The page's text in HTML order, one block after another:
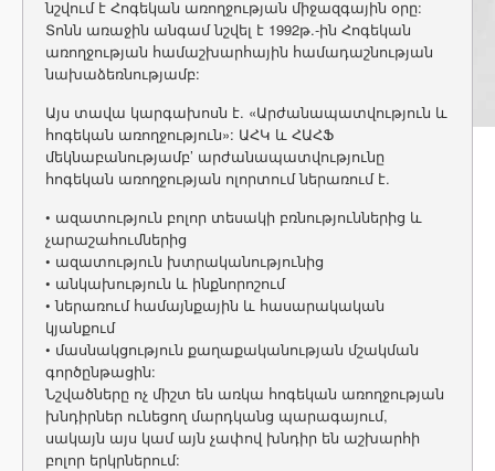
նշվում է Հոգեկան առողջության միջազգային օրը:
Տոնն առաջին անգամ նշվել է 1992թ.-ին Հոգեկան
առողջության համաշխարհային համադաշնության
նախաձեռնությամբ:
Այս տավա կարգախոսն է. «Արժանապատվություն և
հոգեկան առողջություն»: ԱՀԿ և ՀԱՀՖ
մեկնաբանությամբ’ արժանապատվությունը
հոգեկան առողջության ոլորտում ներառում է.
• ազատություն բոլոր տեսակի բռնություններից և
չարաշահումներից
• ազատություն խտրականությունից
• անկախություն և ինքնորոշում
• ներառում համայնքային և հասարակական
կյանքում
• մասնակցություն քաղաքականության մշակման
գործընթացին:
Նշվածները ոչ միշտ են առկա հոգեկան առողջության
խնդիրներ ունեցող մարդկանց պարագայում,
սակայն այս կամ այն չափով խնդիր են աշխարհի
բոլոր երկրներում: